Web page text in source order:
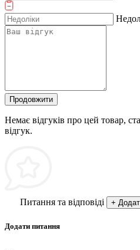
Продовжити
Немає відгуків про цей товар,
відгук.
Питання та відповіді +
Додати питання